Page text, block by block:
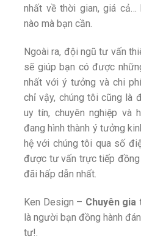
nhất về thời gian, giá
nào mà bạn cần.
Ngoài ra, đội ngũ tư vấn
sẽ giúp bạn có được
nhất với ý tưởng và chi
chỉ vậy, chúng tôi cũng là
uy tín, chuyên nghiệp và
đang hình thành ý tưởng
hệ với chúng tôi qua số
được tư vấn trực tiếp
đãi hấp dẫn nhất.
Ken Design – Chuyên gia
là người bạn đồng hành
tư!.